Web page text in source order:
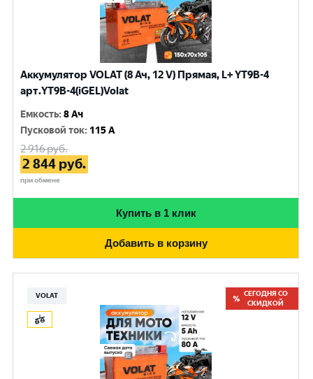
Аккумулятор VOLAT (8 Ач, 12 V) Прямая, L+ YT9B-4
арт.YT9B-4(iGEL)Volat
Емкость:8 Ач
Пусковой ток: 115 A
2 916руб.
2 844 руб.
при обмене
Купить в 1 клик
Добавить в корзину
VOLAT
СЕГОДНЯ СО
СКИДКОЙ